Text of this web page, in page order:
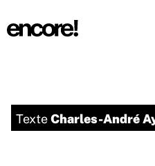
TexteCharles-André